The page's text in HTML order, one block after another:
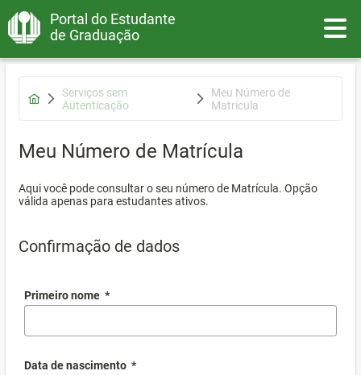
Portal do Estudante
de Graduação
Serviços sem
Autenticação
Meu Número de
Matrícula
Meu Número de Matrícula
Aqui você pode consultar o seu número de Matrícula. Opção
válida apenas para estudantes ativos.
Confirmação de dados
Primeiro nome *
Data de nascimento *